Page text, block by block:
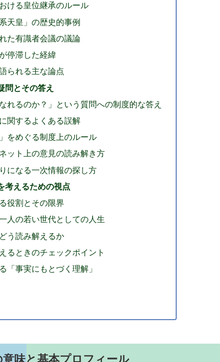
ける皇位継承のルール
天皇」の歴史的事例
た有識者会議の議論
停滞した経緯
られる主な論点
問とその答え
れるのか？」という質問への制度的な答え
関するよくある誤解
をめぐる制度上のルール
ット上の意見の読み解き方
になる一次情報の探し方
考えるための視点
役割とその限界
人の若い世代としての人生
う読み解えるか
るときのチェックポイント
「事実にもとづく理解」
味と基本プロフィール